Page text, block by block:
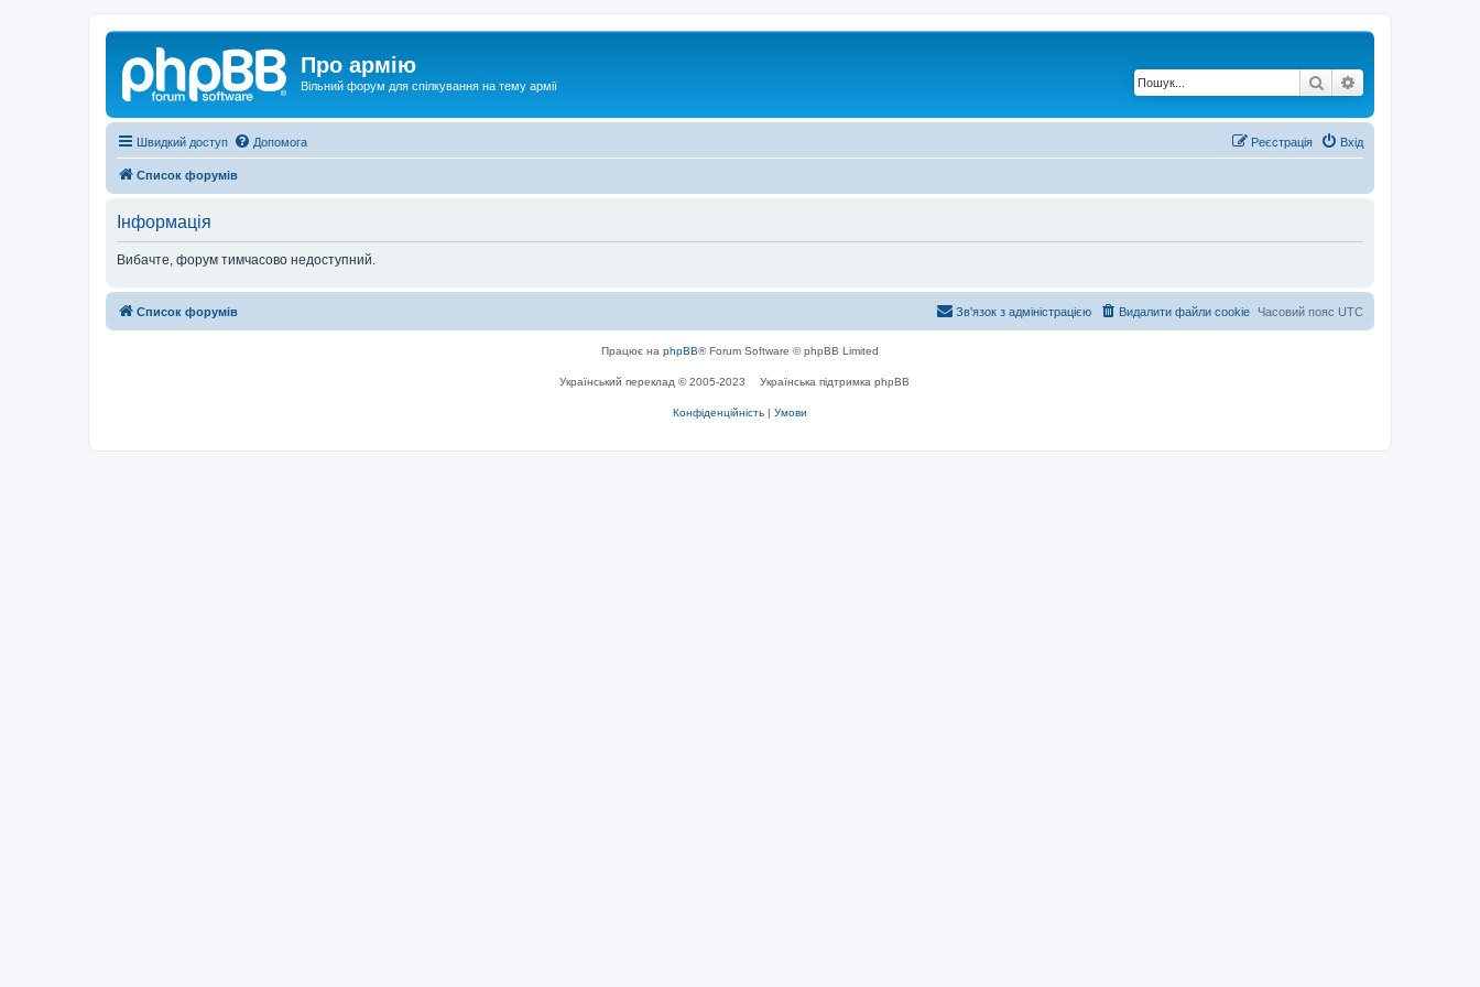
Про армію
Вільний форум для спілкування на тему армії Пошук
Швидкий доступ Допомога Вхід
Реєстрація
Список форумів
Інформація
Вибачте, форум тимчасово недоступний.
Список форумів Часовий пояс UTC
Видалити файли cookie
Зв'язок з адміністрацією
Працює на phpBB® Forum Software © phpBB Limited
Український переклад © 2005-2023 Українська підтримка phpBB
Конфіденційність | Умови